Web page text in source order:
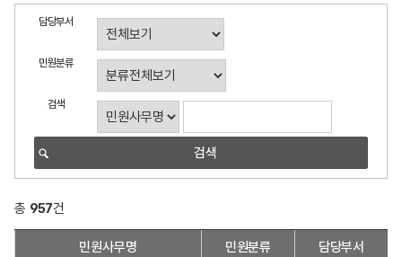
담당부서
민원분류
검색
총 957건
민원사무명 민원분류 담당부서